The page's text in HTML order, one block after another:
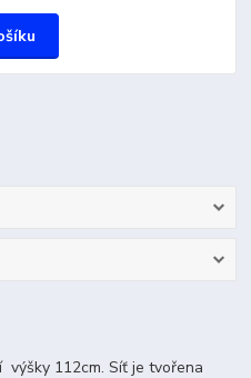
112cm. Síť je tvořena